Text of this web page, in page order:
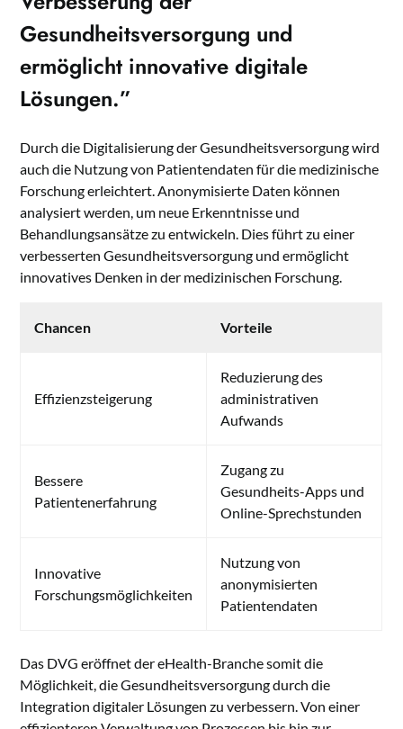
Gesundheitsversorgung und
ermöglicht innovative digitale
Lösungen.”
Durch die Digitalisierung der Gesundheitsversorgung wird
auch die Nutzung von Patientendaten für die medizinische
Forschung erleichtert. Anonymisierte Daten können
analysiert werden, um neue Erkenntnisse und
Behandlungsansätze zu entwickeln. Dies führt zu einer
verbesserten Gesundheitsversorgung und ermöglicht
innovatives Denken in der medizinischen Forschung.
Chancen Vorteile
Effizienzsteigerung
Reduzierung des
administrativen
Aufwands
Bessere
Patientenerfahrung
Zugang zu
Gesundheits-Apps und
Online-Sprechstunden
Innovative
Forschungsmöglichkeiten
Nutzung von
anonymisierten
Patientendaten
Das DVG eröffnet der eHealth-Branche somit die
Möglichkeit, die Gesundheitsversorgung durch die
Integration digitaler Lösungen zu verbessern. Von einer